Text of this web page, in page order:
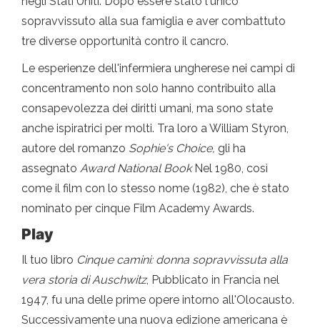
sopravvissuto alla sua famiglia e aver combattuto
tre diverse opportunità contro il cancro.
Le esperienze dell'infermiera ungherese nei campi di
concentramento non solo hanno contribuito alla
consapevolezza dei diritti umani, ma sono state
anche ispiratrici per molti. Tra loro a William Styron,
autore del romanzo Sophie's Choice, gli ha
assegnato Award National BookNel 1980, così
come il film con lo stesso nome (1982), che è stato
nominato per cinque Film Academy Awards.
Play
Il tuo libro Cinque camini: donna sopravvissuta alla
vera storia di Auschwitz, Pubblicato in Francia nel
1947, fu una delle prime opere intorno all'Olocausto.
Successivamente una nuova edizione americana è